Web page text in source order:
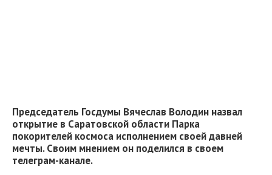
Председатель Госдумы Вячеслав Володин назвал
открытие в Саратовской области Парка
покорителей космоса исполнением своей давней
мечты. Своим мнением он поделился в своем
телеграм-канале.